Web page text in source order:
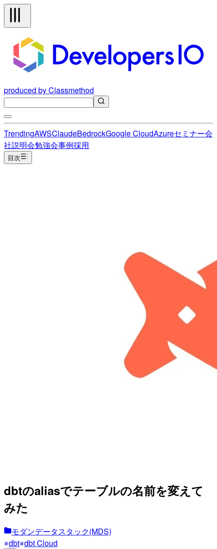
produced by Classmethod
TrendingAWSClaudeBedrockGoogle CloudAzureセミナー会
社説明会勉強会事例採用
目次
dbtのaliasでテーブルの名前を変えて
みた
モダンデータスタック(MDS)
dbt dbt Cloud